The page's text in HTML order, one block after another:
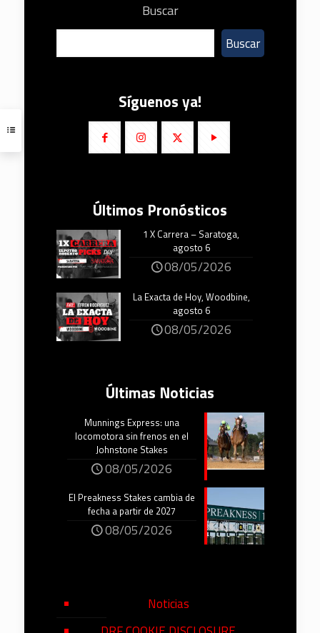
Buscar
Buscar
Síguenos ya!
Últimos Pronósticos
1 X Carrera – Saratoga,
agosto 6
08/05/2026
La Exacta de Hoy, Woodbine,
agosto 6
08/05/2026
Últimas Noticias
Munnings Express: una
locomotora sin frenos en el
Johnstone Stakes
08/05/2026
El Preakness Stakes cambia de
fecha a partir de 2027
08/05/2026
Noticias